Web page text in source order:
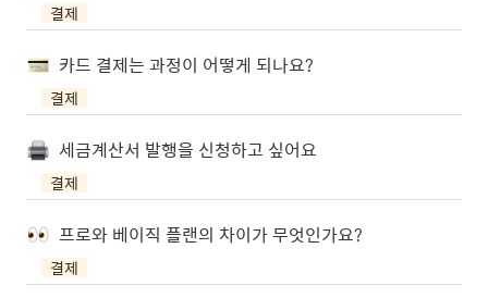
결제
카드 결제는 과정이 어떻게 되나요?
결제
세금계산서 발행을 신청하고 싶어요
결제
프로와 베이직 플랜의 차이가 무엇인가요?
결제